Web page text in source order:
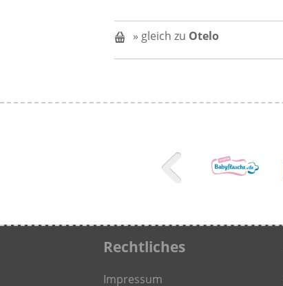
» gleich zu Otelo
Rechtliches
Impressum